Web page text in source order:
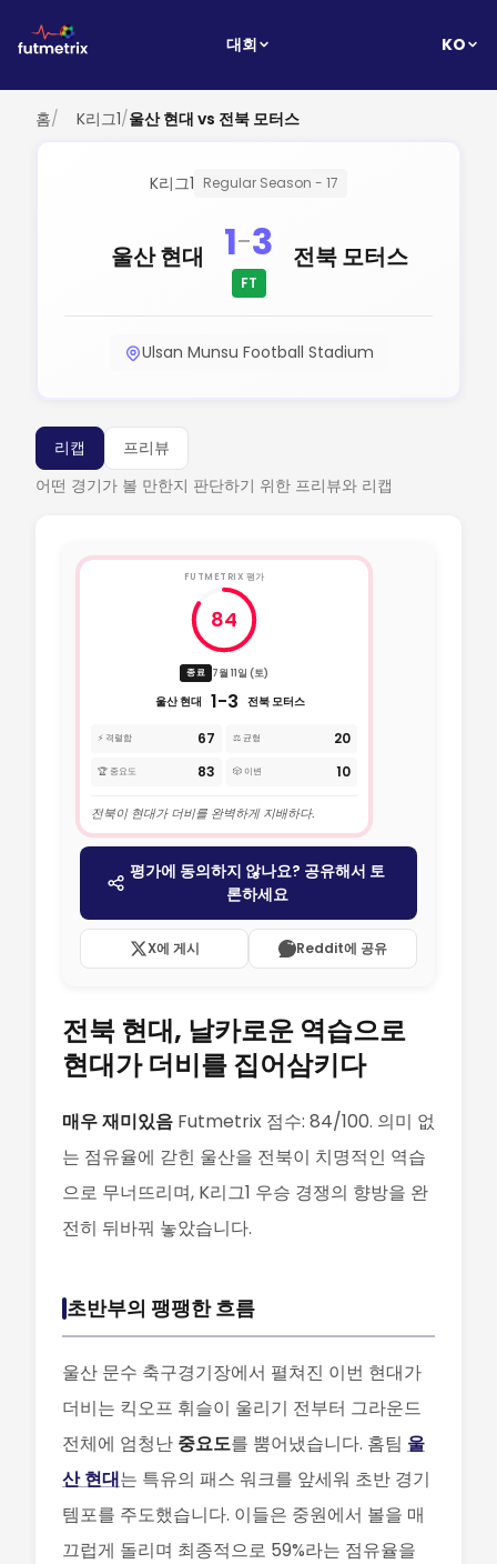
대회 KO
홈/ K리그1/울산 현대 vs 전북 모터스
K리그1 Regular Season - 17
울산 현대 1-3
FT
전북 모터스
Ulsan Munsu Football Stadium
리캡
프리뷰
어떤 경기가 볼 만한지 판단하기 위한 프리뷰와 리캡
FUTMETRIX 평가
84
종료 7월 11일 (토)
울산 현대 1-3 전북 모터스
⚡ 격렬함 67 ⚖️ 균형 20
🏆 중요도 83 🎲 이변 10
전북이 현대가 더비를 완벽하게 지배하다.
평가에 동의하지 않나요? 공유해서 토
론하세요
X에 게시 Reddit에 공유
전북 현대, 날카로운 역습으로
현대가 더비를 집어삼키다
매우 재미있음 Futmetrix 점수: 84/100. 의미 없
는 점유율에 갇힌 울산을 전북이 치명적인 역습
으로 무너뜨리며, K리그1 우승 경쟁의 향방을 완
전히 뒤바꿔 놓았습니다.
초반부의 팽팽한 흐름
울산 문수 축구경기장에서 펼쳐진 이번 현대가
더비는 킥오프 휘슬이 울리기 전부터 그라운드
전체에 엄청난 중요도를 뿜어냈습니다. 홈팀 울
산 현대는 특유의 패스 워크를 앞세워 초반 경기
템포를 주도했습니다. 이들은 중원에서 볼을 매
끄럽게 돌리며 최종적으로 59%라는 점유율을